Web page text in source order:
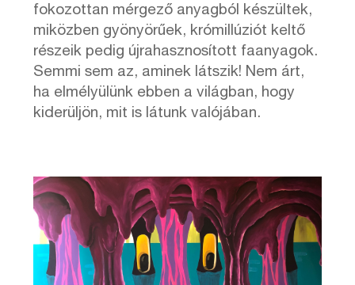
fokozottan mérgező anyagból készültek,
miközben gyönyörűek, krómillúziót keltő
részeik pedig újrahasznosított faanyagok.
Semmi sem az, aminek látszik! Nem árt,
ha elmélyülünk ebben a világban, hogy
kiderüljön, mit is látunk valójában.